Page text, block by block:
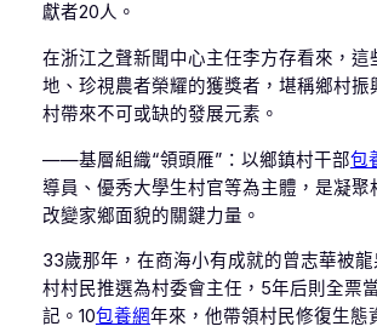
獻者20人。
在浙江之聲新聞中心主任李方存看來，這
地、珍視農者榮耀的獲獎者，堪稱鄉村振
村帶來不可或缺的發展元素。
——基層組織“領頭雁”：以鄉鎮村干部包
導員、優秀大學生村官等為主體，是凝聚
改變家鄉面貌的關鍵力量。
33歲那年，在商海小有成就的曾志華被
村村民推選為村委會主任，5年后則全票
記。10包養網年來，他帶領村民修復生態